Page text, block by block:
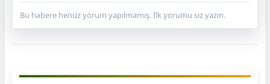
Bu habere henüz yorum yapılmamış. İlk yorumu siz yazın.